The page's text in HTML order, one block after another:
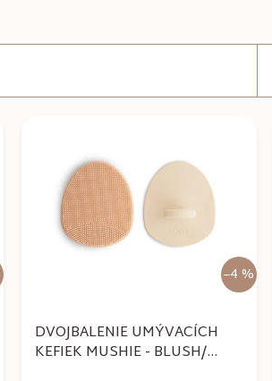
–4 %
DVOJBALENIE UMÝVACÍCH
KEFIEK MUSHIE - BLUSH/